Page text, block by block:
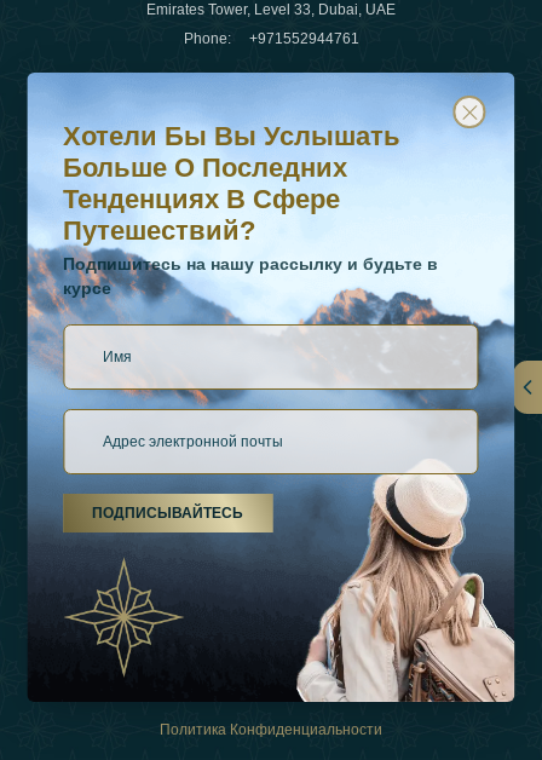
Emirates Tower, Level 33, Dubai, UAE
Phone: +971552944761
WhatsApp Нет :+442034682356
+971552944761
О Нас
Виды Отдыха
Связаться
Политика Конфиденциальности
Хотели бы вы услышать больше о последних
Подпишитесь на нашу рассылку и будьте в курсе
Хотели Бы Вы Услышать
Больше О Последних
Тенденциях В Сфере
Путешествий?
Подпишитесь на нашу рассылку и будьте в
курсе
ПОДПИСЫВАЙТЕСЬ